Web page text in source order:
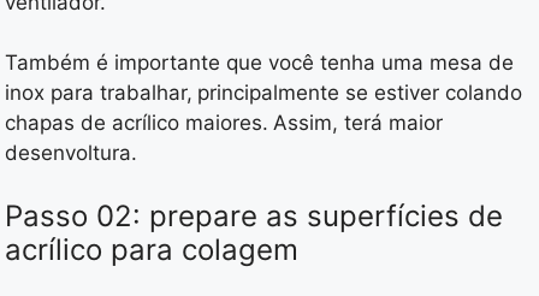
Também é importante que você tenha uma mesa de
inox para trabalhar, principalmente se estiver colando
chapas de acrílico maiores. Assim, terá maior
desenvoltura.
Passo 02: prepare as superfícies de
acrílico para colagem